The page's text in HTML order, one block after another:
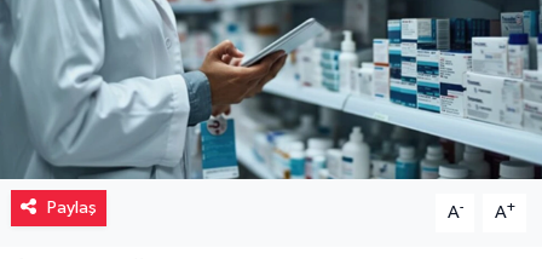
Paylaş A- A+
Müzik
Piyasa
Resmi İlanlar
Sağlık